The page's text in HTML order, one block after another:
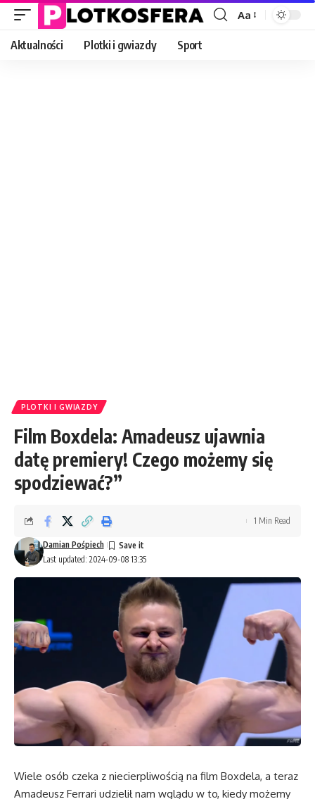
Font
Aa
Aktualności Plotki i gwiazdy Sport
PLOTKI I GWIAZDY
Film Boxdela: Amadeusz ujawnia
datę premiery! Czego możemy się
spodziewać?”
Last updated: 2024-09-08 13:35
Damian Pośpiech
1 Min Read
Wiele osób czeka z niecierpliwością na film Boxdela, a teraz
Amadeusz Ferrari udzielił nam wglądu w to, kiedy możemy